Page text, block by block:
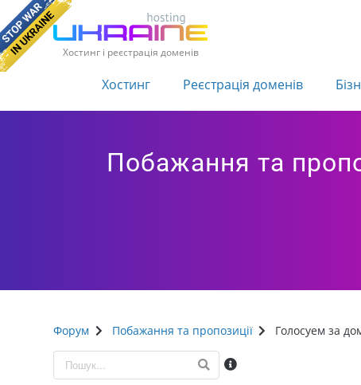
Хостинг і реєстрація доменів
Хостинг Реєстрація доменів
Побажання та
Форум Побажання та пропозиції Голосуем за